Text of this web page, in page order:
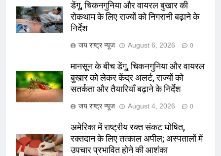
डेंगू, चिकनगुनिया और वायरल बुखार की
रोकथाम के लिए राज्यों को निगरानी बढ़ाने के
निर्देश
जय राष्ट्र न्यूज August 6, 2026 0
मानसून के बीच डेंगू, चिकनगुनिया और वायरल
बुखार को लेकर केंद्र अलर्ट, राज्यों को
सतर्कता और तैयारियाँ बढ़ाने के निर्देश
जय राष्ट्र न्यूज August 4, 2026 0
अमेरिका में राष्ट्रीय रक्त संकट घोषित,
रक्तदान के लिए तत्काल अपील; अस्पतालों में
उपचार प्रभावित होने की आशंका